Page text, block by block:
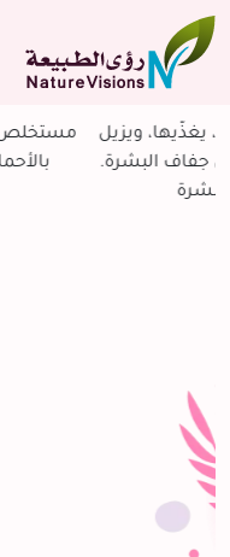
زيت جوز
مستخلص من ثمرة جوز
بالأحماض الدهنية